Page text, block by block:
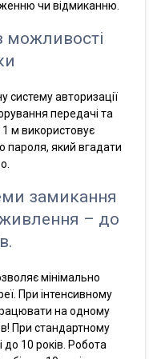
чи відмиканню.
можливості
систему авторизації
передачі та
1 м використовує
пароля, який вгадати
замикання
– до
мінімально
При інтенсивному
на одному
При стандартному
10 років. Робота